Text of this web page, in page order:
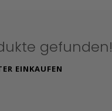
gefunden!
EINKAUFEN